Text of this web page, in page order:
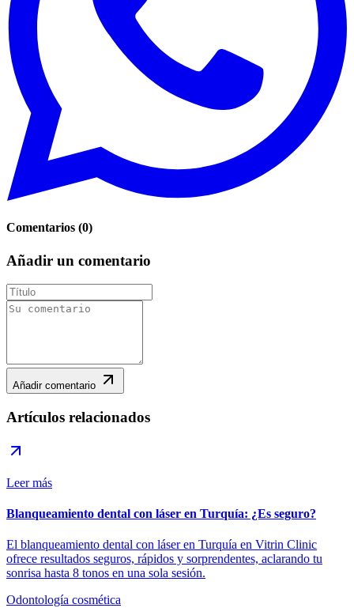
Comentarios (0)
Añadir un comentario
Añadir comentario
Artículos relacionados
Leer más
Blanqueamiento dental con láser en Turquía: ¿Es seguro?
El blanqueamiento dental con láser en Turquía en Vitrin Clinic
ofrece resultados seguros, rápidos y sorprendentes, aclarando tu
sonrisa hasta 8 tonos en una sola sesión.
Odontología cosmética